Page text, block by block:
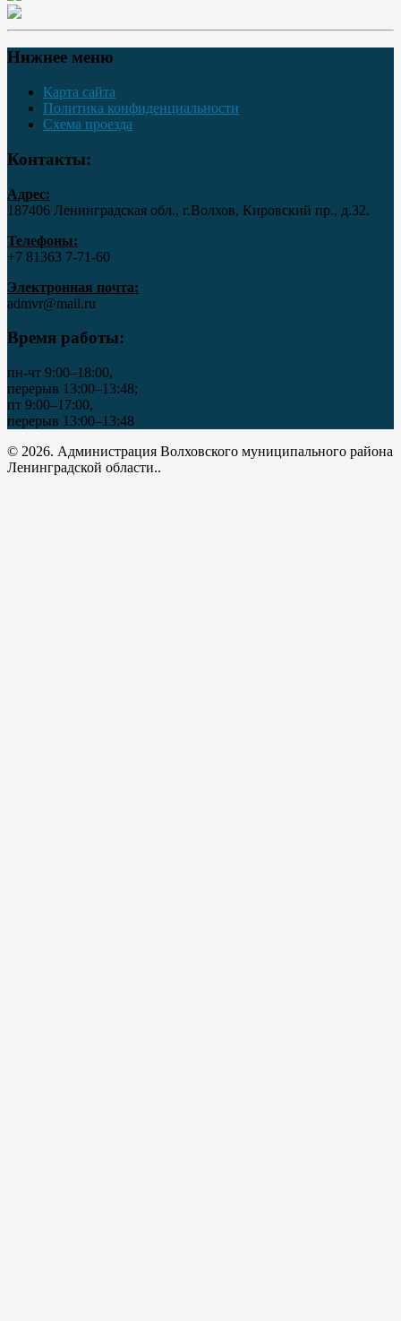
Нижнее меню
Карта сайта
Политика конфиденциальности
Схема проезда
Контакты:
Адрес:
187406 Ленинградская обл., г.Волхов, Кировский пр., д.32.
Телефоны:
+7 81363 7‑71-60
Электронная почта:
admvr@mail.ru
Время работы:
пн-чт 9:00–18:00,
перерыв 13:00–13:48;
пт 9:00–17:00,
перерыв 13:00–13:48
© 2026. Администрация Волховского муниципального района
Ленинградской области..